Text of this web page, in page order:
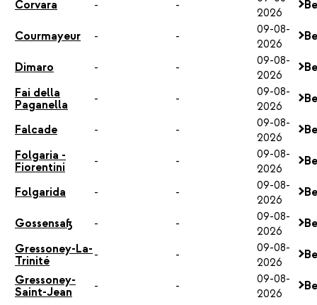
Corvara - -
2026
Courmayeur - -
09-08-
2026
Dimaro - -
09-08-
2026
Fai della
Paganella
- -
09-08-
2026
Falcade - -
09-08-
2026
Folgaria -
Fiorentini
- -
09-08-
2026
Folgarida - -
09-08-
2026
Gossensaß - -
09-08-
2026
Gressoney-La-
Trinité
- -
09-08-
2026
Gressoney-
Saint-Jean
- -
09-08-
2026